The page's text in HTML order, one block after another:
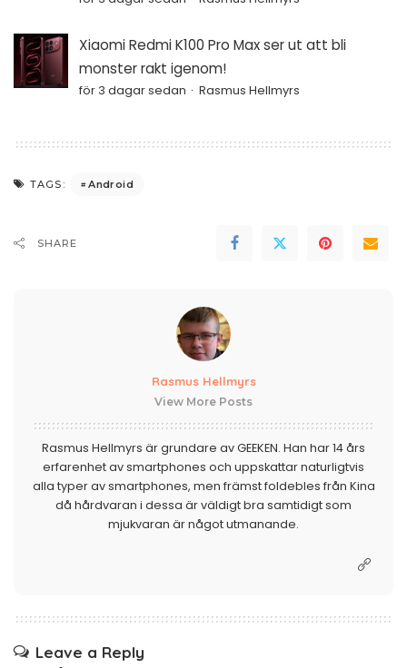
Xiaomi Redmi K100 Pro Max ser ut att bli
monster rakt igenom!
för 3 dagar sedan Rasmus Hellmyrs
TAGS: Android
SHARE
Rasmus Hellmyrs
View More Posts
Rasmus Hellmyrs är grundare av GEEKEN. Han har 14 års
erfarenhet av smartphones och uppskattar naturligtvis
alla typer av smartphones, men främst foldebles från Kina
då hårdvaran i dessa är väldigt bra samtidigt som
mjukvaran är något utmanande.
Leave a Reply